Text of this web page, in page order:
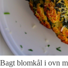
Bagt blomkål i ovn